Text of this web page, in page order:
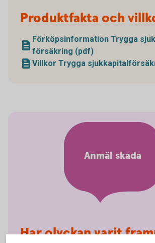
Produktfakta och
Förköpsinformation Trygga
försäkring (pdf)
Villkor Trygga
Anmäl skada
Har olyckan varit